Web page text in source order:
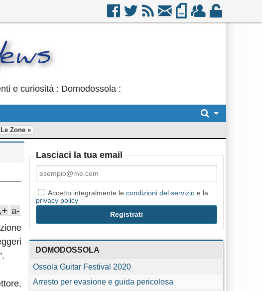
e curiosità : Domodossola :
Zone »
a-
+
Lasciaci la tua email
Accetto integralmente lecondizioni del servizio e la
privacy policy
DOMODOSSOLA
Ossola Guitar Festival 2020
Arresto per evasione e guida pericolosa